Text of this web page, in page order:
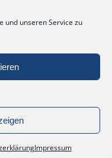
und unseren Service zu
Impressum